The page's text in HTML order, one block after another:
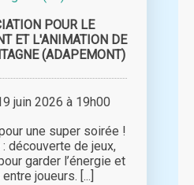
POUR LE
ET L'ANIMATION DE
(ADAPEMONT)
juin 2026 à 19h00
une super soirée !
découverte de jeux,
garder l’énergie et
joueurs. [...]